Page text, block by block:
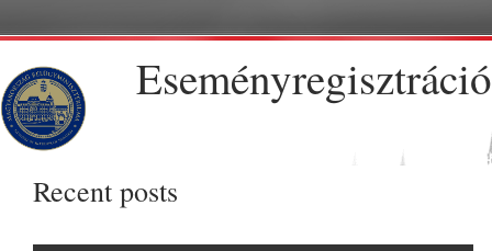
Eseményregisztráció
Recent posts